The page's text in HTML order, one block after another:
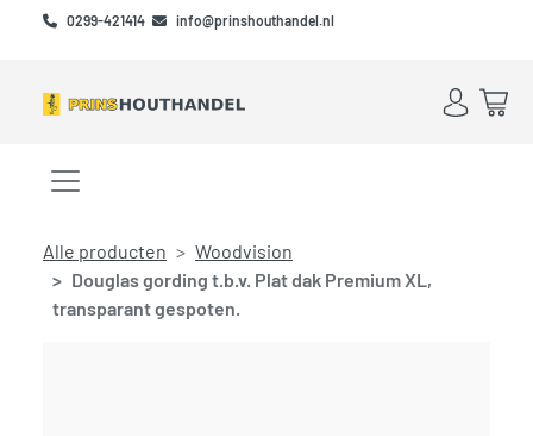
Skip to main content
Skip to footer
0299-421414 info@prinshouthandel.nl
Account
Menu openen/sluiten
Alle producten
Woodvision
Douglas gording t.b.v. Plat dak Premium XL,
transparant gespoten.